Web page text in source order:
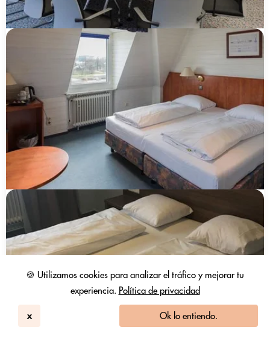
🍪 Utilizamos cookies para analizar el tráfico y mejorar tu
experiencia. Política de privacidad
x Ok lo entiendo.